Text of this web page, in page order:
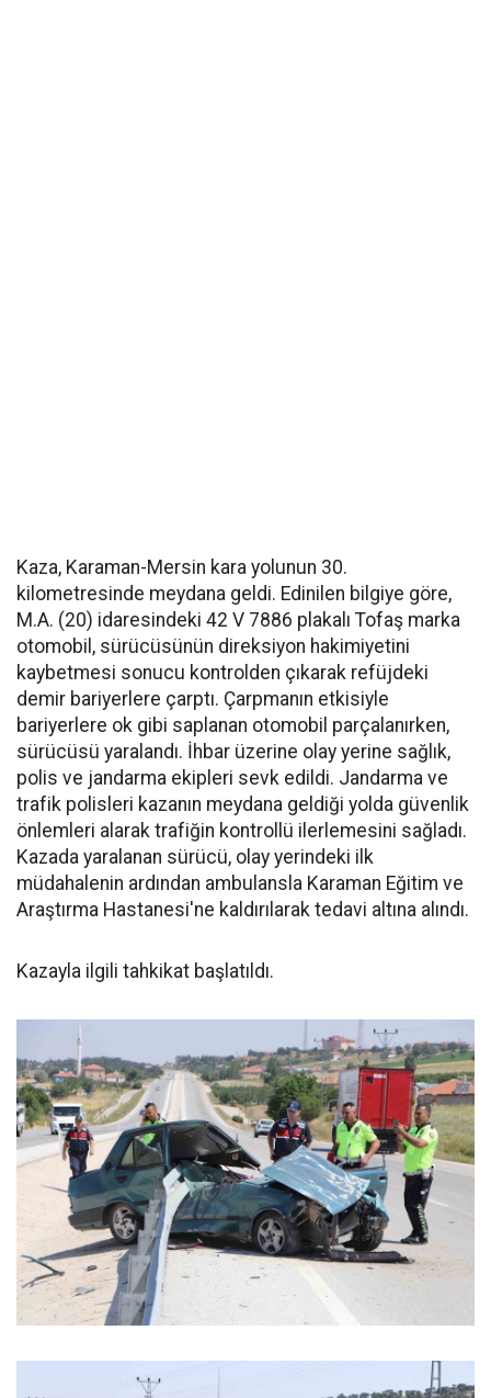
Kaza, Karaman-Mersin kara yolunun 30.
kilometresinde meydana geldi. Edinilen bilgiye göre,
M.A. (20) idaresindeki 42 V 7886 plakalı Tofaş marka
otomobil, sürücüsünün direksiyon hakimiyetini
kaybetmesi sonucu kontrolden çıkarak refüjdeki
demir bariyerlere çarptı. Çarpmanın etkisiyle
bariyerlere ok gibi saplanan otomobil parçalanırken,
sürücüsü yaralandı. İhbar üzerine olay yerine sağlık,
polis ve jandarma ekipleri sevk edildi. Jandarma ve
trafik polisleri kazanın meydana geldiği yolda güvenlik
önlemleri alarak trafiğin kontrollü ilerlemesini sağladı.
Kazada yaralanan sürücü, olay yerindeki ilk
müdahalenin ardından ambulansla Karaman Eğitim ve
Araştırma Hastanesi'ne kaldırılarak tedavi altına alındı.
Kazayla ilgili tahkikat başlatıldı.